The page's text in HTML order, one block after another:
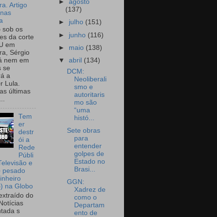
Artigo
sob os
da corte
em
Sérgio
nem em
se
a
Lula.
últimas
Tem
er
destr
ói a
Rede
Públi
e
pesado
na Globo
do
s
►agosto
(137)
► julho (151)
► junho (116)
► maio (138)
▼abril (134)
DCM:
Neoliberali
smo e
autoritaris
mo são
“uma
histó...
Sete obras
para
entender
golpes de
Estado no
Brasi...
GGN:
Xadrez de
como o
Departam
ento de